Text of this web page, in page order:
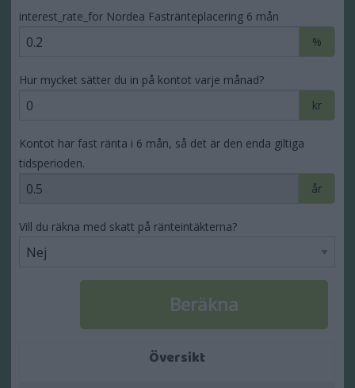
interest_rate_for Nordea Fastränteplacering 6 mån
%
Hur mycket sätter du in på kontot varje månad?
kr
Kontot har fast ränta i 6 mån, så det är den enda giltiga
tidsperioden.
år
Vill du räkna med skatt på ränteintäkterna?
Översikt